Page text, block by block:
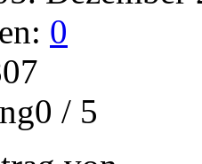
0
/ 5